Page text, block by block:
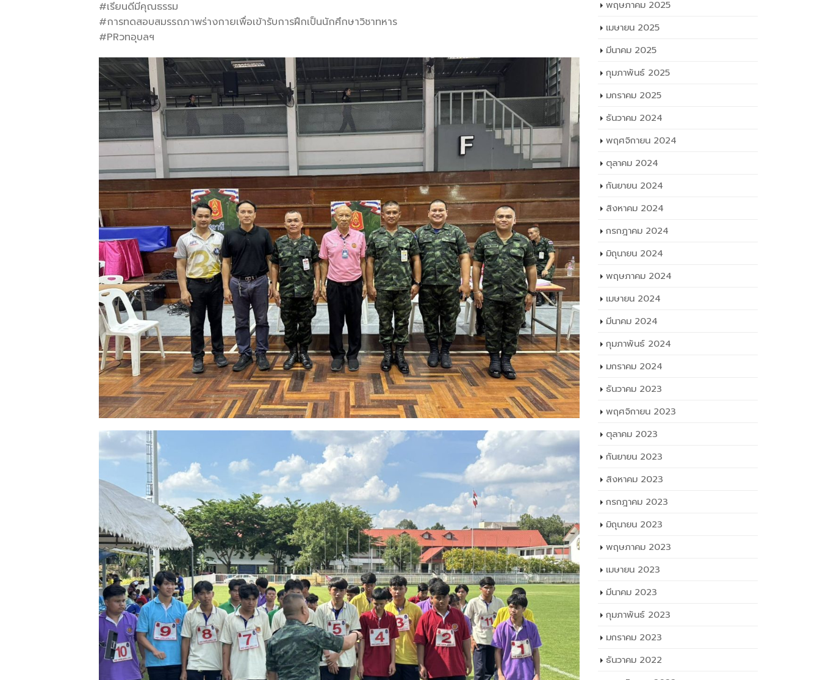
#เรียนดีมีคุณธรรม
#การทดสอบสมรรถภาพร่างกายเพื่อเข้ารับการฝึกเป็นนักศึกษาวิชาทหาร
#PRวทอุบลฯ
พฤษภาคม 2025
เมษายน 2025
มีนาคม 2025
กุมภาพันธ์ 2025
มกราคม 2025
ธันวาคม 2024
พฤศจิกายน 2024
ตุลาคม 2024
กันยายน 2024
สิงหาคม 2024
กรกฎาคม 2024
มิถุนายน 2024
พฤษภาคม 2024
เมษายน 2024
มีนาคม 2024
กุมภาพันธ์ 2024
มกราคม 2024
ธันวาคม 2023
พฤศจิกายน 2023
ตุลาคม 2023
กันยายน 2023
สิงหาคม 2023
กรกฎาคม 2023
มิถุนายน 2023
พฤษภาคม 2023
เมษายน 2023
มีนาคม 2023
กุมภาพันธ์ 2023
มกราคม 2023
ธันวาคม 2022